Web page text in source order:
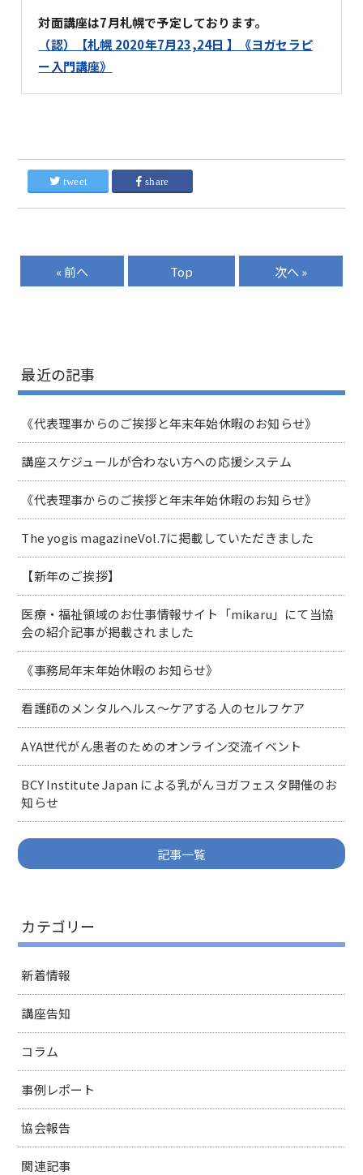
対面講座は7月札幌で予定しております。
（認）【札幌 2020年7月23,24日 】《ヨガセラピ
ー入門講座》
tweet share
« 前へ Top 次へ »
最近の記事
《代表理事からのご挨拶と年末年始休暇のお知らせ》
講座スケジュールが合わない方への応援システム
《代表理事からのご挨拶と年末年始休暇のお知らせ》
The yogis magazineVol.7に掲載していただきました
【新年のご挨拶】
医療・福祉領域のお仕事情報サイト「mikaru」にて当協
会の紹介記事が掲載されました
《事務局年末年始休暇のお知らせ》
看護師のメンタルヘルス～ケアする人のセルフケア
AYA世代がん患者のためのオンライン交流イベント
BCY Institute Japan による乳がんヨガフェスタ開催のお
知らせ
記事一覧
カテゴリー
新着情報
講座告知
コラム
事例レポート
協会報告
関連記事